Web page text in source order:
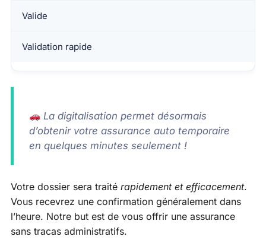
Valide
Validation rapide
La digitalisation permet désormais
d’obtenir votre assurance auto temporaire
en quelques minutes seulement !
Votre dossier sera traité rapidement et efficacement.
Vous recevrez une confirmation généralement dans
l’heure. Notre but est de vous offrir une assurance
sans tracas administratifs.